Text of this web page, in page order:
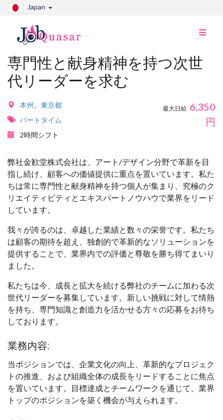
Japan
ナ
専門性と献身精神を持つ次世
代リーダーを求む
本州
東京都
パートタイム
2時間シフト
最大日給 6,350
円
弊社金歓堂株式会社は、アート/デザイン分野で革新を目
指し続け、顧客への価値提供に重点を置いています。私た
ちは常に専門性と献身精神を持つ個人が集まり、究極のク
リエイティビティとエキスパートノウハウで業界をリード
しています。
我々が誇るのは、卓越した業績と数々の栄誉です。私たち
は顧客の期待を超え、独創的で革新的なソリューションを
提供することで、業界内での評価と尊敬を勝ち得てまいり
ました。
私たちは今、成長と拡大を続ける弊社のチームに加わる次
世代リーダーを募集しています。新しい挑戦に対して情熱
を持ち、専門知識と創造力を活かせる方々の応募をお待ち
しております。
業務内容:
当ポジションでは、企業文化の向上、革新的なプロジェク
トの推進、および組織全体の成長をリードすることに焦点
を置いています。目標達成とチームワークを通じて、業界
トップのポジションを築く機会が与えられます。